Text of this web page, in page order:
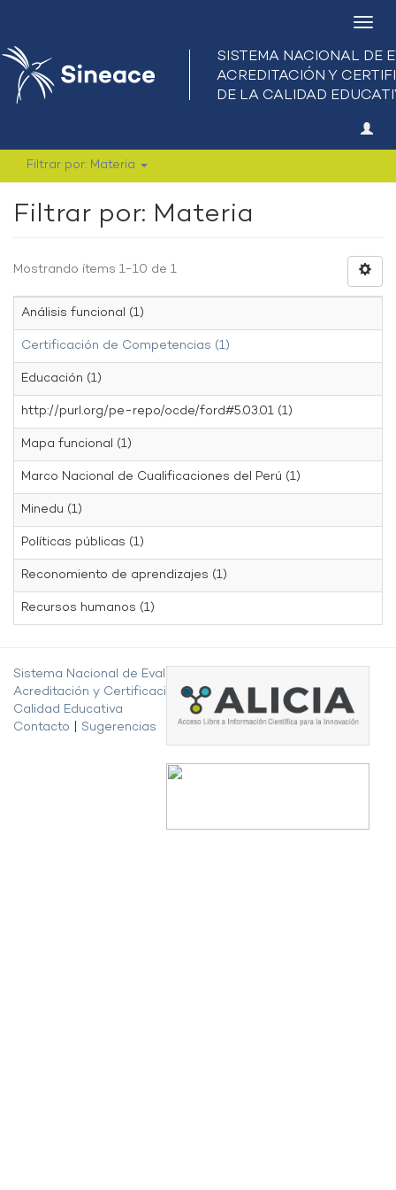
Filtrar por: Materia
Filtrar por: Materia
Mostrando ítems 1-10 de 1
Análisis funcional (1)
Certificación de Competencias (1)
Educación (1)
http://purl.org/pe-repo/ocde/ford#5.03.01 (1)
Mapa funcional (1)
Marco Nacional de Cualificaciones del Perú (1)
Minedu (1)
Políticas públicas (1)
Reconomiento de aprendizajes (1)
Recursos humanos (1)
Sistema Nacional de Evaluación,
Acreditación y Certificación de la
Calidad Educativa
Contacto
Sugerencias